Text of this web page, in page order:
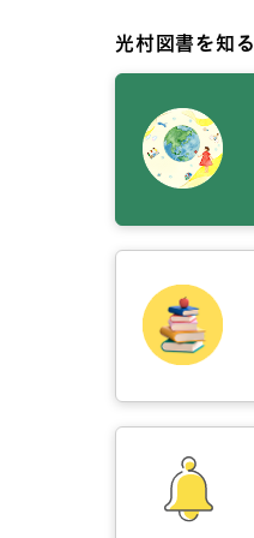
光村図書を知る